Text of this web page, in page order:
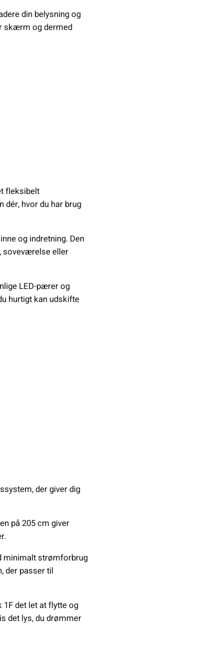
din belysning og
skærm og dermed
fleksibelt
hvor du har brug
og indretning. Den
soveværelse eller
LED-pærer og
hurtigt kan udskifte
der giver dig
på 205 cm giver
minimalt strømforbrug
der passer til
det let at flytte og
det lys, du drømmer